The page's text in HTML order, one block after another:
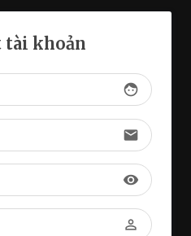
tài khoản
face
email
visibility
perm_identity